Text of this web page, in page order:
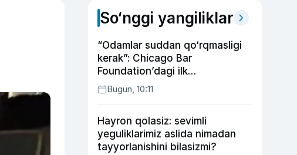
So‘nggi yangiliklar
“Odamlar suddan qo‘rqmasligi
kerak”: Chicago Bar
Foundation’dagi ilk
o‘zbekistonlik Go‘zal
Abduaxatova
Bugun, 10:11
Hayron qolasiz: sevimli
yeguliklarimiz aslida nimadan
tayyorlanishini bilasizmi?